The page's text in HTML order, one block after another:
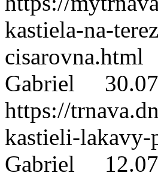
kastiela-na-
cisarovna.html
Gabriel
https://
kastieli-lakavy-
Gabriel